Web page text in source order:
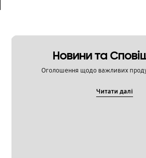
Новини та
Оголошення щодо важливих
Читати далі